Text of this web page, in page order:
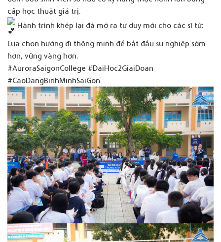
cấp học thuật giá trị.
Hành trình khép lại đã mở ra tư duy mới cho các sĩ tử:
Lựa chọn hướng đi thông minh để bắt đầu sự nghiệp sớm
hơn, vững vàng hơn.
#AuroraSaigonCollege #DaiHoc2GiaiDoan
#CaoDangBinhMinhSaiGon